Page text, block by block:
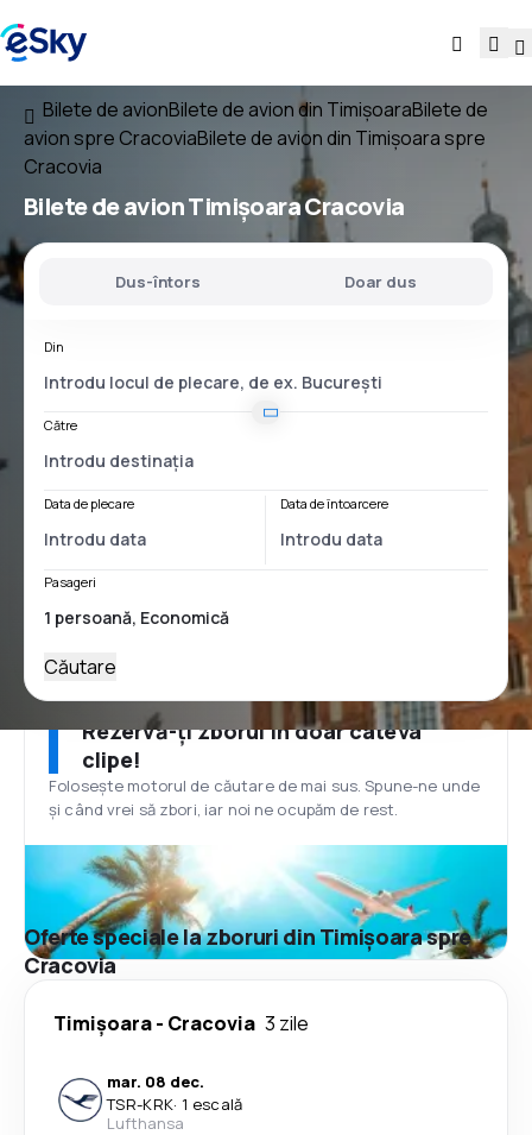
Bilete de avionBilete de avion din TimișoaraBilete de
avion spre CracoviaBilete de avion din Timișoara spre
Cracovia
Bilete de avionTimișoara Cracovia
Dus-întors Doar dus
Din
Către
Data de plecare Data de întoarcere
Pasageri
Căutare
Rezervă-ți zborul în doar câteva
clipe!
Folosește motorul de căutare de mai sus. Spune-ne unde
și când vrei să zbori, iar noi ne ocupăm de rest.
Oferte speciale la zboruri din Timișoara spre
Cracovia
Timișoara- Cracovia 3 zile
mar. 08 dec.
TSR-KRK· 1 escală
Lufthansa